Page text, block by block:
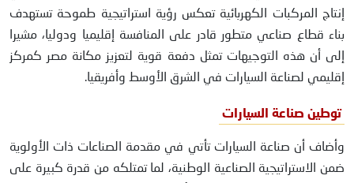
إنتاج المركبات الكهربائية تعكس رؤية استراتيجية طموحة تستهدف
بناء قطاع صناعي متطور قادر على المنافسة إقليميا ودوليا، مشيرا
إلى أن هذه التوجيهات تمثل دفعة قوية لتعزيز مكانة مصر كمركز
إقليمي لصناعة السيارات في الشرق الأوسط وأفريقيا.
توطين صناعة السيارات
وأضاف أن صناعة السيارات تأتي في مقدمة الصناعات ذات الأولوية
ضمن الاستراتيجية الصناعية الوطنية، لما تمتلكه من قدرة كبيرة على